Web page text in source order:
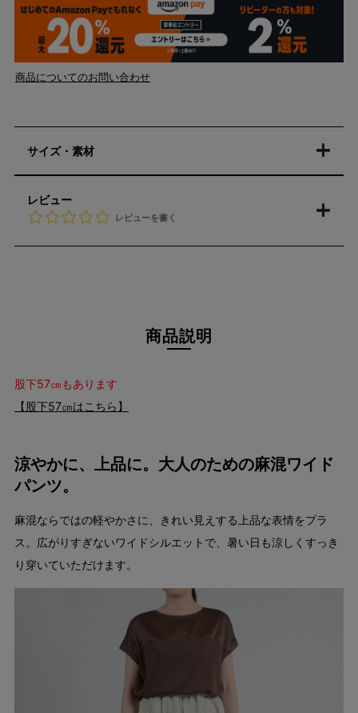
商品についてのお問い合わせ
サイズ・素材
レビュー
レビューを書く
商品説明
股下57㎝もあります
【股下57㎝はこちら】
涼やかに、上品に。大人のための麻混ワイド
パンツ。
麻混ならではの軽やかさに、きれい見えする上品な表情をプラ
ス。広がりすぎないワイドシルエットで、暑い日も涼しくすっき
り穿いていただけます。